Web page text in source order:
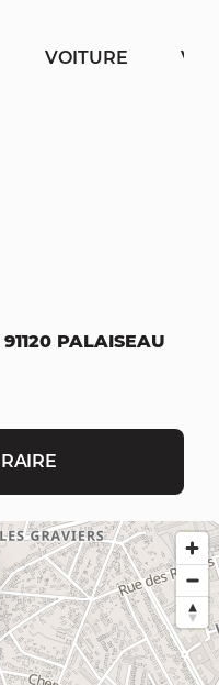
VOITURE
PALAISEAU